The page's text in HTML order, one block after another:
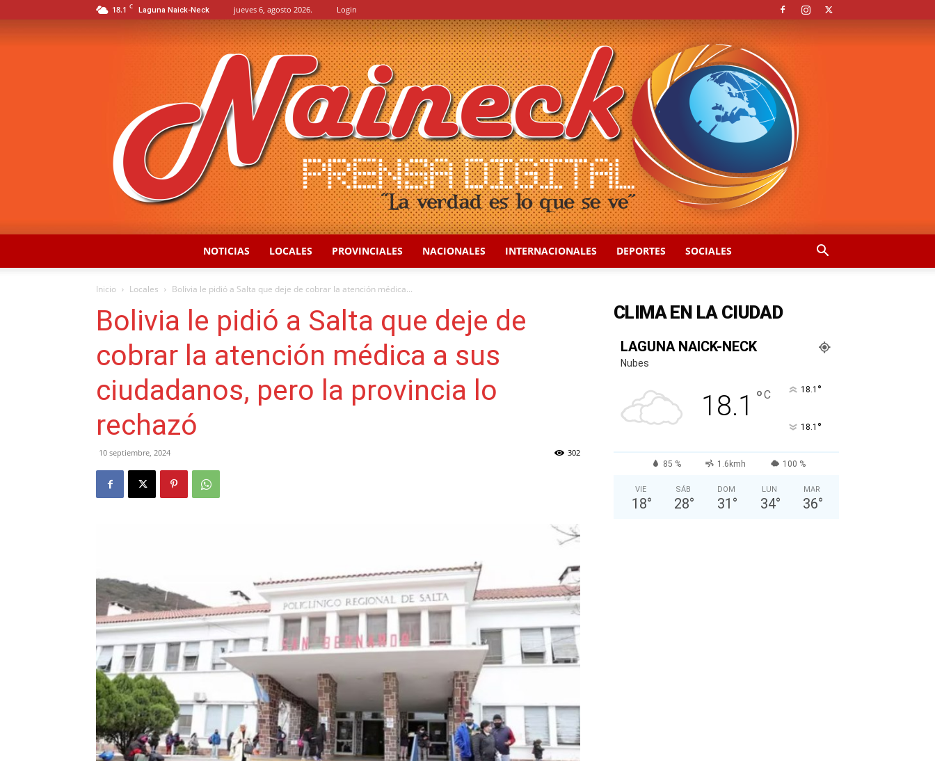
18.1 C Laguna Naick-Neck jueves 6, agosto 2026. Login
NAINECK
::
La
NOTICIAS LOCALES PROVINCIALES NACIONALES INTERNACIONALES DEPORTES SOCIALES
Inicio Locales Bolivia le pidió a Salta que deje de cobrar la atención médica...
Bolivia le pidió a Salta que deje de
cobrar la atención médica a sus
ciudadanos, pero la provincia lo
rechazó
10 septiembre, 2024 302
CLIMA EN LA CIUDAD
LAGUNA NAICK-NECK
Nubes
18.1 °C 18.1 °
18.1 °
85 % 1.6kmh 100 %
VIE
18°
SÁB
28°
DOM
31 °
LUN
34°
MAR
36°